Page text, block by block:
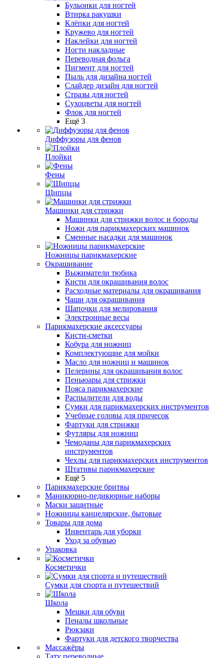
Бульонки для ногтей
Втирка ракушки
Клёпки для ногтей
Кружево для ногтей
Наклейки для ногтей
Ногти накладные
Переводная фольга
Пигмент для ногтей
Пыль для дизайна ногтей
Слайдер дизайн для ногтей
Стразы для ногтей
Сухоцветы для ногтей
Флок для ногтей
Ещё 3
Диффузоры для фенов
Плойки
Фены
Щипцы
Машинки для стрижки
Машинки для стрижки волос и бороды
Ножи для парикмахерских машинок
Сменные насадки для машинок
Ножницы парикмахерские
Окрашивание
Выжиматели тюбика
Кисти для окрашивания волос
Расходные материалы для окрашивания
Чаши для окрашивания
Шапочки для мелирования
Электронные весы
Парикмахерские аксессуары
Кисти-сметки
Кобура для ножниц
Комплектующие для мойки
Масло для ножниц и машинок
Пелерины для окрашивания волос
Пеньюары для стрижки
Пояса парикмахерские
Распылители для воды
Сумки для парикмахерских инструментов
Учебные головы для причесок
Фартуки для стрижки
Футляры для ножниц
Чемоданы для парикмахерских
инструментов
Чехлы для парикмахерских инструментов
Штативы парикмахерские
Ещё 5
Парикмахерские бритвы
Маникюрно-педикюрные наборы
Маски защитные
Ножницы канцелярские, бытовые
Товары для дома
Инвентарь для уборки
Уход за обувью
Упаковка
Косметички
Сумки для спорта и путешествий
Школа
Мешки для обуви
Пеналы школьные
Рюкзаки
Фартуки для детского творчества
Массажёры
Тату переводные